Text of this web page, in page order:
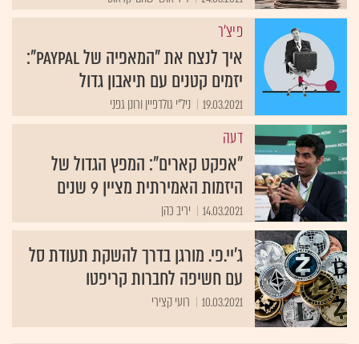
פיצ'ר
איך לנצח את "המאפיה של PayPal":
יזמים קטנים עם תיאבון גדול
19.03.2021 ניל"י גולדפיין ורונן גפני
דעה
"אפקט קארים": המפץ הגדול של
היזמות האמירתית מציין 9 שנים
14.03.2021 יריב כהן
ג'יי.פי. מורגן בדרך להשקת תעודת סל
עם חשיפה לחברות קריפטו
10.03.2021 רועי קצירי